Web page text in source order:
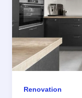
Renovation